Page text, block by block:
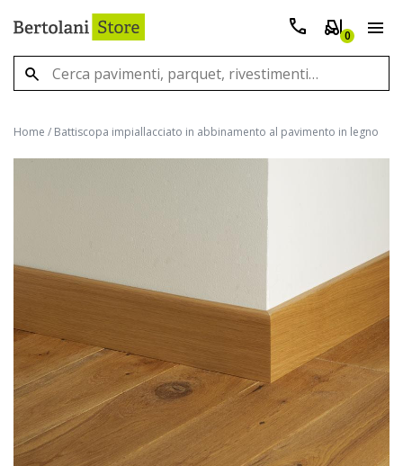
0
Home / Battiscopa impiallacciato in abbinamento al pavimento in legno